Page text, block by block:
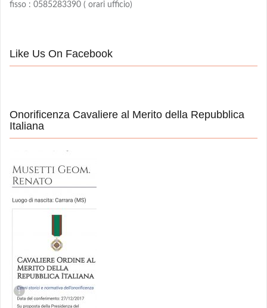
fisso : 0585283390 ( orari ufficio)
Like Us On Facebook
Onorificenza Cavaliere al Merito della Repubblica
Italiana